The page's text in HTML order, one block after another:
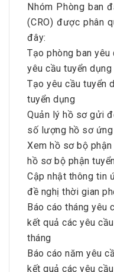
Nhóm Phòng ban
(CRO) được phân
đây:
Tạo phòng ban
yêu cầu tuyển dụng
Tạo yêu cầu tuyển
tuyển dụng
Quản lý hồ sơ gửi
số lượng hồ sơ
Xem hồ sơ bộ
hồ sơ bộ phận
Cập nhật thông tin
đề nghị thời gian
Báo cáo tháng yêu
kết quả các yêu
tháng
Báo cáo năm yêu
kết quả các yêu